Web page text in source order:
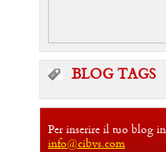
BLOG TAGS
Per inserire il tuo blog
info@cibvs.com